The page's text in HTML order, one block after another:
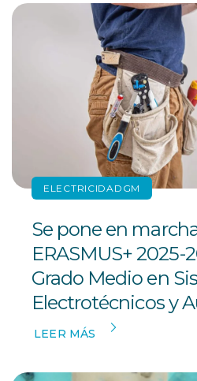
ELECTRICIDADGM
Se pone en
ERASMUS+ 2025-
Grado Medio en
Electrotécnicos y
LEER MÁS